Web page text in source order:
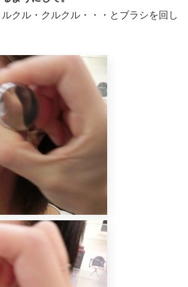
ルクル・クルクル・・・とブラシを回し